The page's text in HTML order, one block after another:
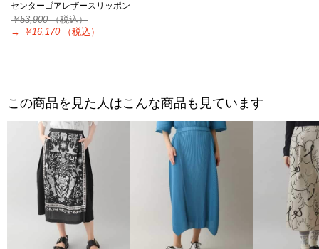
センターゴアレザースリッポン
￥53,900（税込）
→
￥16,170 （税込）
この商品を見た人はこんな商品も見ています